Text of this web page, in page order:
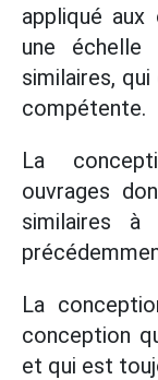
appliqué aux
une échelle
similaires,
compétente.
La
ouvrages
similaires
La
conception
et qui est